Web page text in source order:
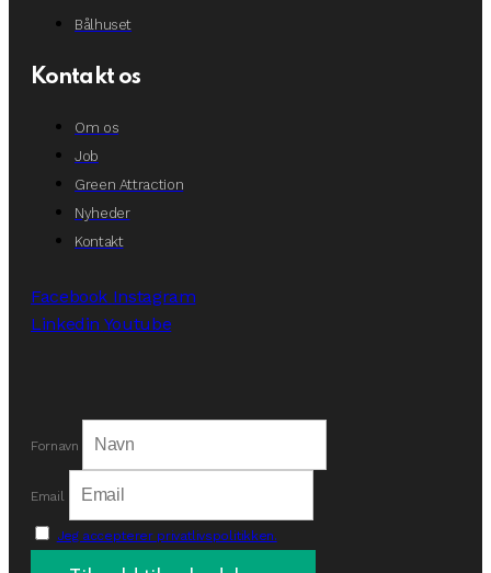
Bålhuset
Kontakt os
Om os
Job
Green Attraction
Nyheder
Kontakt
Facebook Instagram
Linkedin Youtube
Fornavn
Email
Jeg accepterer privatlivspolitikken.